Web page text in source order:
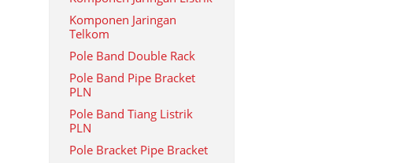
Komponen Jaringan
Telkom
Pole Band Double Rack
Pole Band Pipe Bracket
PLN
Pole Band Tiang Listrik
PLN
Pole Bracket Pipe Bracket